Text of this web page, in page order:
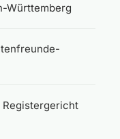
Württemberg
Registergericht